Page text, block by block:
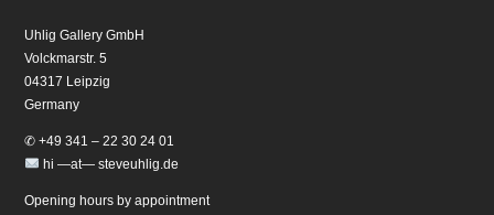
Uhlig Gallery GmbH
Volckmarstr. 5
04317 Leipzig
Germany
✆ +49 341 – 22 30 24 01
hi —at— steveuhlig.de
Opening hours by appointment